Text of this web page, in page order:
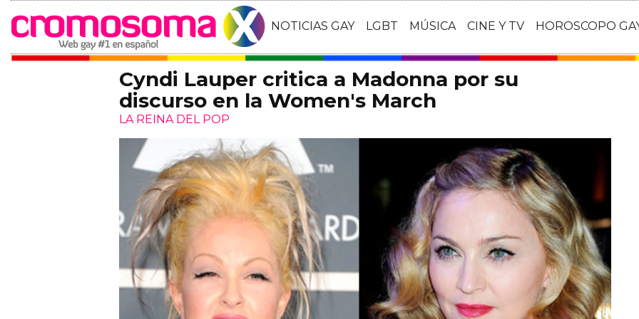
NOTICIAS GAY LGBT MÚSICA CINE Y TV HOROSCOPO
Cyndi Lauper critica a Madonna por su
discurso en la Women's March
LA REINA DEL POP